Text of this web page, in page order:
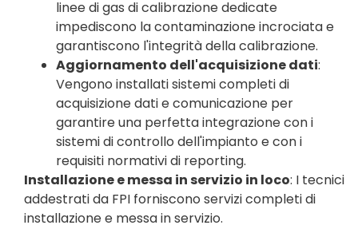
linee di gas di calibrazione dedicate
impediscono la contaminazione incrociata e
garantiscono l'integrità della calibrazione.
Aggiornamento dell'acquisizione dati:
Vengono installati sistemi completi di
acquisizione dati e comunicazione per
garantire una perfetta integrazione con i
sistemi di controllo dell'impianto e con i
requisiti normativi di reporting.
Installazione e messa in servizio in loco: I tecnici
addestrati da FPI forniscono servizi completi di
installazione e messa in servizio.